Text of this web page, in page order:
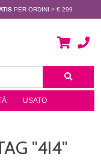
PER ORDINI > € 299
USATO
"4I4"